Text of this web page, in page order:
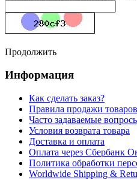
Продолжить
Информация
Как сделать заказ?
Правила продажи товаров
Часто задаваемые
Условия возврата товара
Доставка и оплата
Оплата через Сбербанк
Политика обработки
Worldwide Shipping &